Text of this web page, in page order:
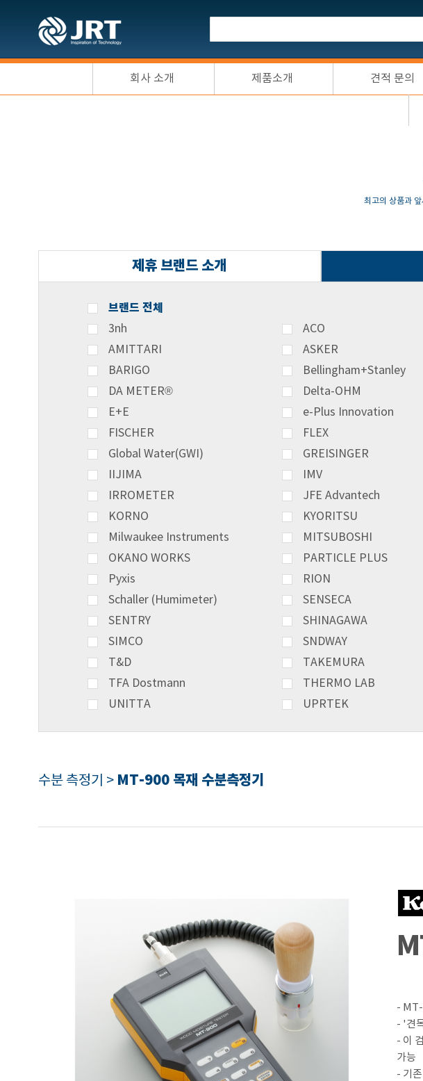
회사 소개 제품소개 견적 문의
최고의 상품과
제휴 브랜드 소개
브랜드 전체
3nh ACO
AMITTARI
ASKER
BARIGO
Bellingham+Stanley
DA METER®
Delta-OHM
E+E
e-Plus Innovation
FISCHER
FLEX
Global Water(GWI)
GREISINGER
IIJIMA
IMV
IRROMETER
JFE Advantech
KORNO
KYORITSU
Milwaukee Instruments
MITSUBOSHI
OKANO WORKS
PARTICLE PLUS
Pyxis
RION
Schaller (Humimeter)
SENSECA
SENTRY
SHINAGAWA
SIMCO
SNDWAY
T&D
TAKEMURA
TFA Dostmann
THERMO LAB
UNITTA
UPRTEK
수분 측정기 > MT-900 목재 수분측정기
-
- '견
- 이
가능
- 기